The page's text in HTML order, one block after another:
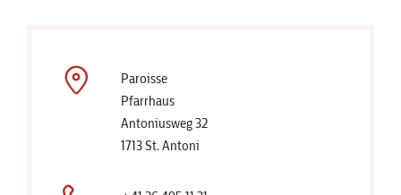
Paroisse
Pfarrhaus
Antoniusweg 32
1713 St. Antoni